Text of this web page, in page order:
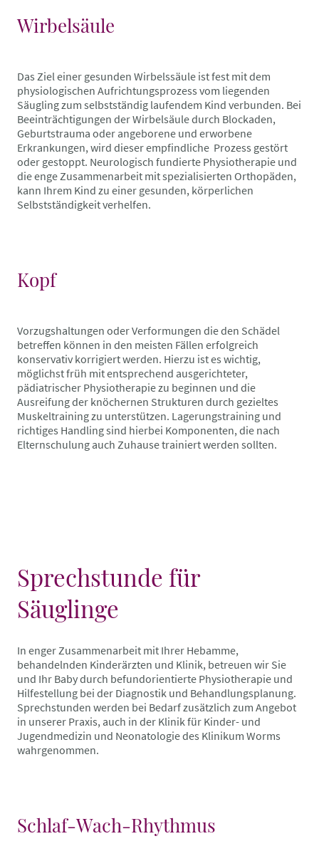
Wirbelsäule
Das Ziel einer gesunden Wirbelssäule ist fest mit dem
physiologischen Aufrichtungsprozess vom liegenden
Säugling zum selbstständig laufendem Kind verbunden. Bei
Beeinträchtigungen der Wirbelsäule durch Blockaden,
Geburtstrauma oder angeborene und erworbene
Erkrankungen, wird dieser empfindliche Prozess gestört
oder gestoppt. Neurologisch fundierte Physiotherapie und
die enge Zusammenarbeit mit spezialisierten Orthopäden,
kann Ihrem Kind zu einer gesunden, körperlichen
Selbstständigkeit verhelfen.
Kopf
Vorzugshaltungen oder Verformungen die den Schädel
betreffen können in den meisten Fällen erfolgreich
konservativ korrigiert werden. Hierzu ist es wichtig,
möglichst früh mit entsprechend ausgerichteter,
pädiatrischer Physiotherapie zu beginnen und die
Ausreifung der knöchernen Strukturen durch gezieltes
Muskeltraining zu unterstützen. Lagerungstraining und
richtiges Handling sind hierbei Komponenten, die nach
Elternschulung auch Zuhause trainiert werden sollten.
Sprechstunde für
Säuglinge
In enger Zusammenarbeit mit Ihrer Hebamme,
behandelnden Kinderärzten und Klinik, betreuen wir Sie
und Ihr Baby durch befundorientierte Physiotherapie und
Hilfestellung bei der Diagnostik und Behandlungsplanung.
Sprechstunden werden bei Bedarf zusätzlich zum Angebot
in unserer Praxis, auch in der Klinik für Kinder- und
Jugendmedizin und Neonatologie des Klinikum Worms
wahrgenommen.
Schlaf-Wach-Rhythmus